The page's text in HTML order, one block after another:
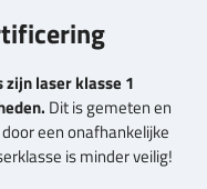
zijn laser klasse 1
Dit is gemeten en
een onafhankelijke
is minder veilig!